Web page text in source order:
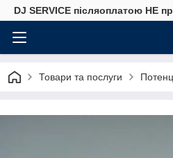
DJ SERVICE пiсляоплатою НЕ
Товари та послуги